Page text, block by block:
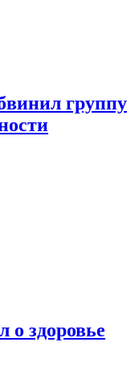
группу
о здоровье